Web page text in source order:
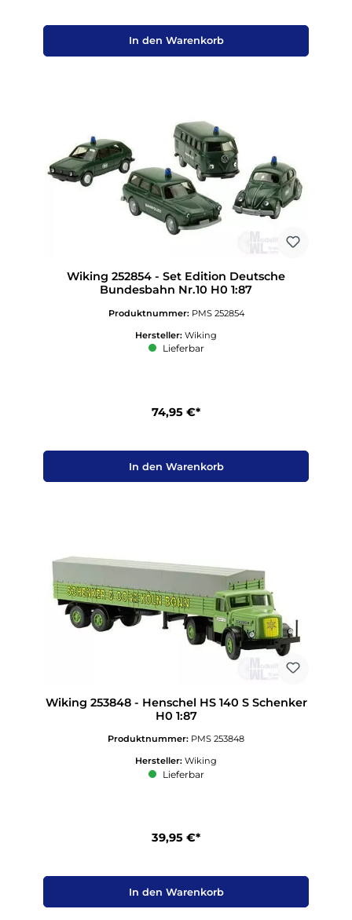
In den Warenkorb
Wiking 252854 - Set Edition Deutsche
Bundesbahn Nr.10 H0 1:87
Produktnummer: PMS 252854
Hersteller: Wiking
Lieferbar
74,95 €*
In den Warenkorb
Wiking 253848 - Henschel HS 140 S Schenker
H0 1:87
Produktnummer: PMS 253848
Hersteller: Wiking
Lieferbar
39,95 €*
In den Warenkorb